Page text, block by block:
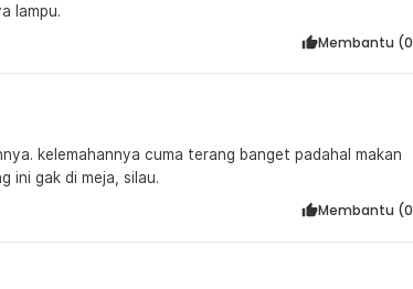
lampu.
Membantu (0
kelemahannya cuma terang banget padahal makan
ini gak di meja, silau.
Membantu (0